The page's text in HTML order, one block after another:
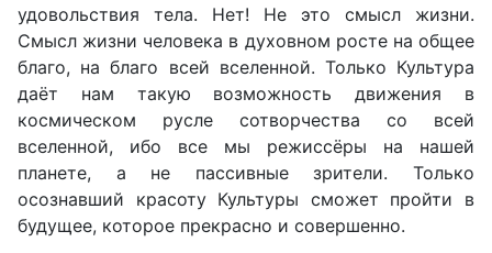
удовольствия тела. Нет! Не это смысл жизни.
Смысл жизни человека в духовном росте на общее
благо, на благо всей вселенной. Только Культура
даёт нам такую возможность движения в
космическом русле сотворчества со всей
вселенной, ибо все мы режиссёры на нашей
планете, а не пассивные зрители. Только
осознавший красоту Культуры сможет пройти в
будущее, которое прекрасно и совершенно.